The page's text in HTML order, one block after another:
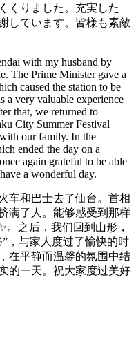
くりました️。充実した
しています。皆様も素敵
with my husband by
The Prime Minister gave a
caused the station to be
a very valuable experience
that, we returned to
City Summer Festival
our family. In the
ended the day on a
again grateful to be able
a wonderful day.
车和巴士去了仙台。首相
满了人。能够感受到那样
。之后，我们回到山形，
，与家人度过了愉快的时
在平静而温馨的氛围中结
的一天。祝大家度过美好